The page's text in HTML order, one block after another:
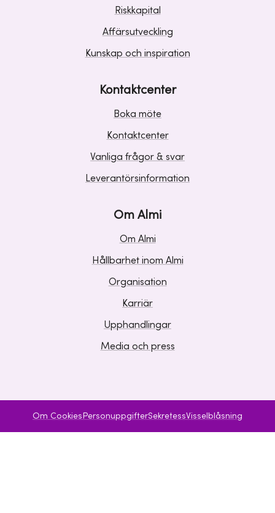
Riskkapital
Affärsutveckling
Kunskap och inspiration
Kontaktcenter
Boka möte
Kontaktcenter
Vanliga frågor & svar
Leverantörsinformation
Om Almi
Om Almi
Hållbarhet inom Almi
Organisation
Karriär
Upphandlingar
Media och press
Om Cookies PersonuppgifterSekretessVisselblåsning